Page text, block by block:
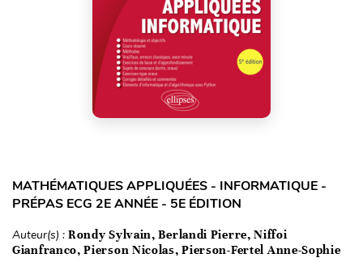
MATHÉMATIQUES APPLIQUÉES - INFORMATIQUE -
PRÉPAS ECG 2E ANNÉE - 5E ÉDITION
Auteur(s) : Rondy Sylvain, Berlandi Pierre, Niffoi
Gianfranco, Pierson Nicolas, Pierson-Fertel Anne-Sophie